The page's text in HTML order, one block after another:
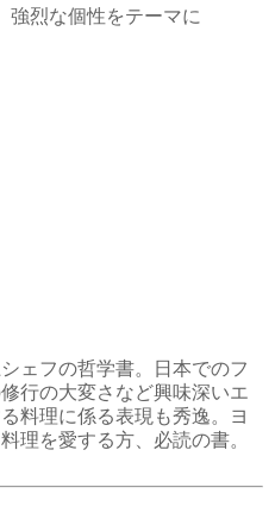
な個性をテーマに
ェフの哲学書。日本でのフ
行の大変さなど興味深いエ
料理に係る表現も秀逸。ヨ
理を愛する方、必読の書。